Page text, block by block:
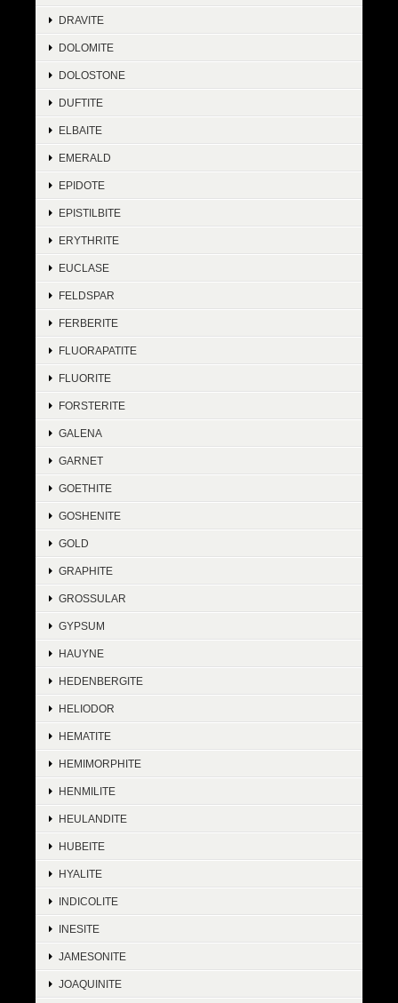
DRAVITE
DOLOMITE
DOLOSTONE
DUFTITE
ELBAITE
EMERALD
EPIDOTE
EPISTILBITE
ERYTHRITE
EUCLASE
FELDSPAR
FERBERITE
FLUORAPATITE
FLUORITE
FORSTERITE
GALENA
GARNET
GOETHITE
GOSHENITE
GOLD
GRAPHITE
GROSSULAR
GYPSUM
HAUYNE
HEDENBERGITE
HELIODOR
HEMATITE
HEMIMORPHITE
HENMILITE
HEULANDITE
HUBEITE
HYALITE
INDICOLITE
INESITE
JAMESONITE
JOAQUINITE